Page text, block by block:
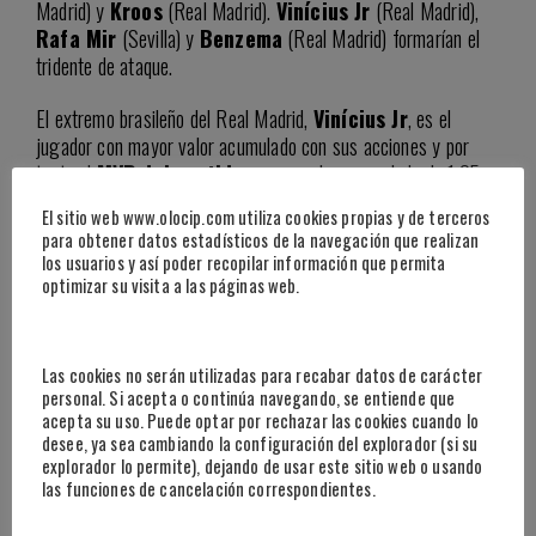
Madrid) y Kroos(Real Madrid). Vinícius Jr (Real Madrid),
Rafa Mir (Sevilla) y Benzema (Real Madrid) formarían el
tridente de ataque.
El extremo brasileño del Real Madrid, Vinícius Jr, es el
jugador con mayor valor acumulado con sus acciones y por
tanto elMVP del partidocon un valor acumulado de 1,05
¿Cómo se calcula el valor?Teniendo en cuenta cada
acción del juego en términos delcambio en la
siguiente⁣
y el momento del partido en el que se
producen.Las acciones se tienen que
valorarpositivamentecuando provocan la transición a un
estado más favorable para su equipo, es decir,cuando
aumentan la probabilidad de que su equipo
marque gol o se reduce la probabilidad de
El sitio web www.olocip.com utiliza cookies propias y de terceros
para obtener datos estadísticos de la navegación que realizan
los usuarios y así poder recopilar información que permita
optimizar su visita a las páginas web.
Las cookies no serán utilizadas para recabar datos de carácter
personal. Si acepta o continúa navegando, se entiende que
acepta su uso. Puede optar por rechazar las cookies cuando lo
desee, ya sea cambiando la configuración del explorador (si su
explorador lo permite), dejando de usar este sitio web o usando
las funciones de cancelación correspondientes.